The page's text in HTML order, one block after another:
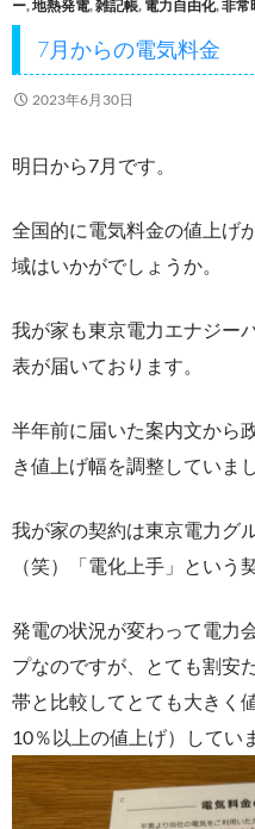
k
ー,地熱発電,雑記帳, 電力自由化,非常
7月からの電気料金
2023年6月30日
明日から7月です。
全国的に電気料金の値上げ
域はいかがでしょうか。
我が家も東京電力エナジー
表が届いております。
半年前に届いた案内文から
き値上げ幅を調整していまし
我が家の契約は東京電力グ
（笑）「電化上手」という
発電の状況が変わって電力
プなのですが、とても割安
帯と比較してとても大きく
10％以上の値上げ）してい